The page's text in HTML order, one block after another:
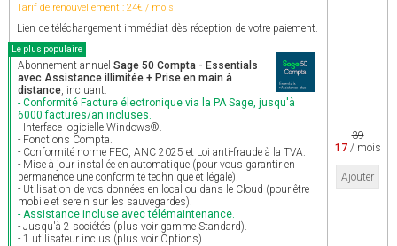
Tarif de renouvellement : 24€ / mois
Lien de téléchargement immédiat dès réception de votre paiement.
Le plus populaire
Abonnement annuel Sage 50 Compta - Essentials
avec Assistance illimitée + Prise en main à
distance, incluant:
- Conformité Facture électronique via la PA Sage, jusqu'à
6000 factures/an incluses.
- Interface logicielle Windows®.
- Fonctions Compta.
- Conformité norme FEC, ANC 2025 et Loi anti-fraude à la TVA.
- Mise à jour installée en automatique (pour vous garantir en
permanence une conformité technique et légale).
- Utilisation de vos données en local ou dans le Cloud (pour être
mobile et serein sur les sauvegardes).
- Assistance incluse avec télémaintenance.
- Jusqu'à 2 sociétés (plus voir gamme Standard).
- 1 utilisateur inclus (plus voir Options).
39
17/ mois
Ajouter